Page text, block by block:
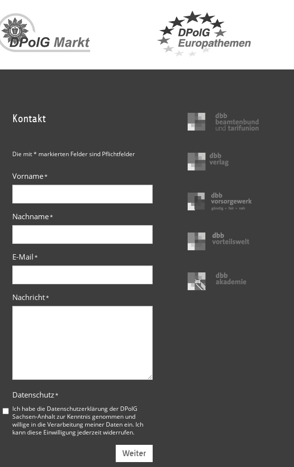
Kontakt
Die mit * markierten Felder sind Pflichtfelder
Vorname*
Nachname*
E-Mail*
Nachricht*
Datenschutz*
Ich habe die Datenschutzerklärung der DPolG
Sachsen-Anhaltzur Kenntnis genommen und
willige in die Verarbeitung meiner Daten ein. Ich
kann diese Einwilligung jederzeit widerrufen.
Weiter